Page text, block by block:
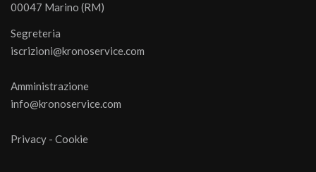
00047 Marino (RM)
Segreteria
iscrizioni@kronoservice.com
Amministrazione
info@kronoservice.com
Privacy - Cookie